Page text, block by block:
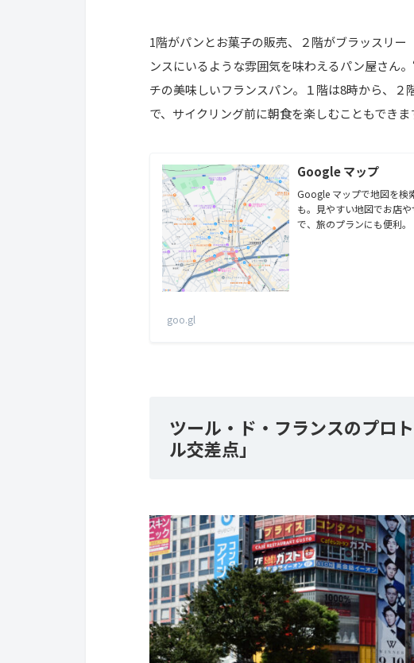
1階がパンとお菓子の販売、２階がブラッスリ
ンスにいるような雰囲気を味わえるパン屋さん
チの美味しいフランスパン。１階は8時から、
で、サイクリング前に朝食を楽しむこともできま
Google マップ
Google マップで地図を検
も。見やすい地図でお店
で、旅のプランにも便利。
goo.gl
ツール・ド・フランスのプロ
ル交差点」